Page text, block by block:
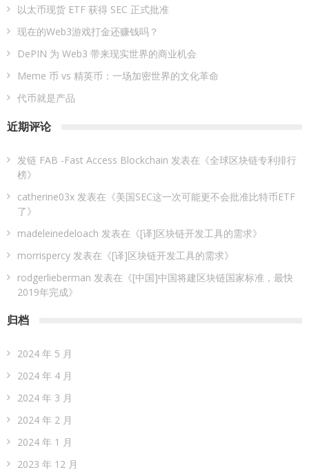
以太币现货 ETF 获得 SEC 正式批准
现在的Web3游戏打金还赚钱吗？
DePIN 为 Web3 带来现实世界的商业机会
Meme 币 vs 精英币：一场加密世界的文化革命
代币就是产品
近期评论
发链 FAB -Fast Access Blockchain 发表在《全球区块链专利排行
榜》
catherine03x 发表在《美国SEC这一次可能更不会批准比特币ETF
了》
madeleinedeloach 发表在《[译]区块链开发工具的需求》
morrispercy 发表在《[译]区块链开发工具的需求》
rodgerlieberman 发表在《[中国]中国将建区块链国家标准，最快
2019年完成》
归档
2024 年 5 月
2024 年 4 月
2024 年 3 月
2024 年 2 月
2024 年 1 月
2023 年 12 月